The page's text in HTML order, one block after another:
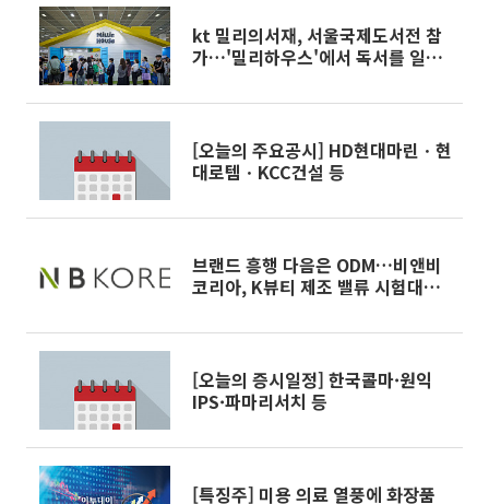
kt 밀리의서재, 서울국제도서전 참
가…'밀리하우스'에서 독서를 일상
[오늘의 주요공시] HD현대마린ㆍ현
대로템ㆍKCC건설 등
브랜드 흥행 다음은 ODM…비앤비
코리아, K뷰티 제조 밸류 시험대
[오늘의 증시일정] 한국콜마·원익
IPS·파마리서치 등
[특징주] 미용 의료 열풍에 화장품